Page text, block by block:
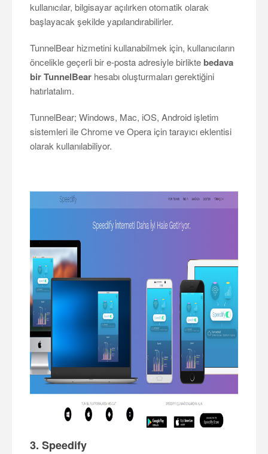
kullanıcılar, bilgisayar açılırken otomatik olarak
başlayacak şekilde yapılandırabilirler.
TunnelBear hizmetini kullanabilmek için, kullanıcıların
öncelikle geçerli bir e-posta adresiyle birlikte bedava
bir TunnelBear hesabı oluşturmaları gerektiğini
hatırlatalım.
TunnelBear; Windows, Mac, iOS, Android işletim
sistemleri ile Chrome ve Opera için tarayıcı eklentisi
olarak kullanılabiliyor.
3. Speedify